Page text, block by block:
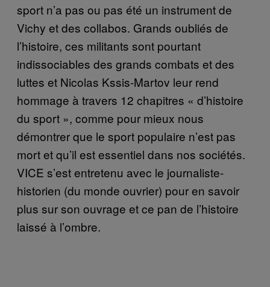
sport n’a pas ou pas été un instrument de
Vichy et des collabos. Grands oubliés de
l’histoire, ces militants sont pourtant
indissociables des grands combats et des
luttes et Nicolas Kssis-Martov leur rend
hommage à travers 12 chapitres « d’histoire
du sport », comme pour mieux nous
démontrer que le sport populaire n’est pas
mort et qu’il est essentiel dans nos sociétés.
VICE s’est entretenu avec le journaliste-
historien (du monde ouvrier) pour en savoir
plus sur son ouvrage et ce pan de l’histoire
laissé à l’ombre.